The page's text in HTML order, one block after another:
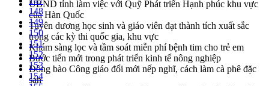
UBND tỉnh làm việc với Quỹ Phát triển Hạnh phúc khu vực
của Hàn Quốc
Tuyên dương học sinh và giáo viên đạt thành tích xuất sắc
trong các kỳ thi quốc gia, khu vực
Khám sàng lọc và tầm soát miễn phí bệnh tim cho trẻ em
Bước tiến mới trong phát triển kinh tế nông nghiệp
Đồng bào Công giáo đổi mới nếp nghĩ, cách làm cà phê đặc
sản
148
149
150
151
152
153
154